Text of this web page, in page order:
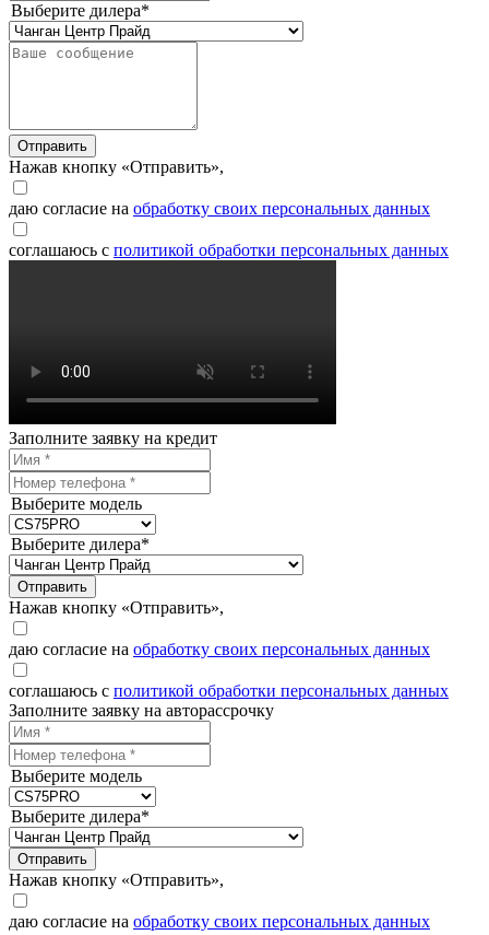
Выберите дилера*
Отправить
Нажав кнопку «Отправить»,
даю согласие на обработку своих персональных данных
соглашаюсь с политикой обработки персональных данных
Заполните заявку на кредит
Выберите модель
Выберите дилера*
Отправить
Нажав кнопку «Отправить»,
даю согласие на обработку своих персональных данных
соглашаюсь с политикой обработки персональных данных
Заполните заявку на авторассрочку
Выберите модель
Выберите дилера*
Отправить
Нажав кнопку «Отправить»,
даю согласие на обработку своих персональных данных